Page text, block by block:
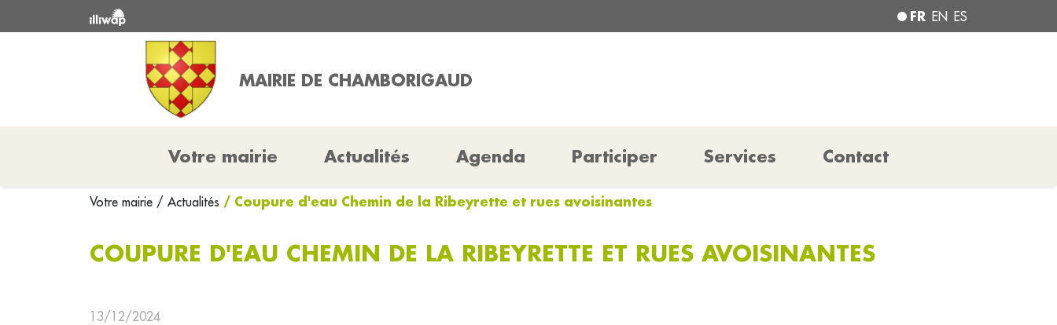
FR EN ES
MAIRIE DE CHAMBORIGAUD
Votre mairie Actualités Agenda Participer Services Contact
Votre mairie / Actualités / Coupure d'eau Chemin de la Ribeyrette et rues avoisinantes
COUPURE D'EAU CHEMIN DE LA RIBEYRETTE ET RUES AVOISINANTES
13/12/2024